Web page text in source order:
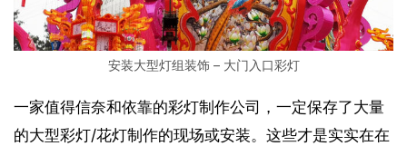
安装大型灯组装饰 – 大门入口彩灯
一家值得信奈和依靠的彩灯制作公司，一定保存了大量
的大型彩灯/花灯制作的现场或安装。这些才是实实在在